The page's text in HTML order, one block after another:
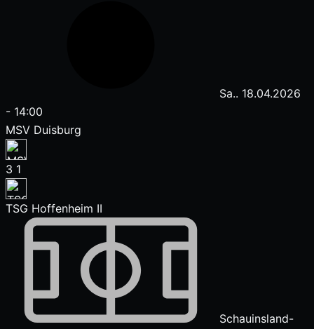
Sa.. 18.04.2026
- 14:00
MSV Duisburg
3 1
TSG Hoffenheim II
Schauinsland-